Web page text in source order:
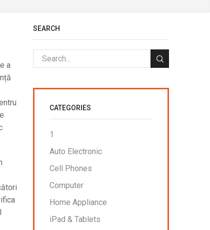
a
SEARCH
CATEGORIES
1
Auto Electronic
Cell Phones
Computer
Home Appliance
iPad & Tablets